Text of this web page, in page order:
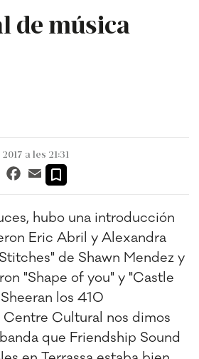
de música
a les 21:31
LinkedInFacebook
Email
hubo una introducción
Eric Abril y Alexandra
de Shawn Mendez y
"Shape of you" y "Castle
los 410
Cultural nos dimos
que Friendship Sound